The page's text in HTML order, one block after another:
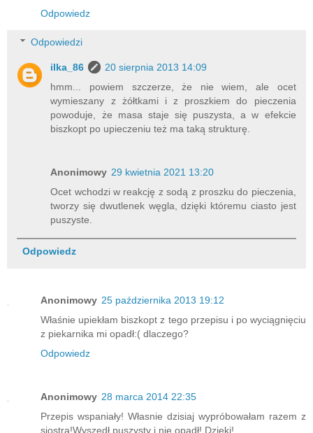
Odpowiedz
Odpowiedzi
ilka_86
20 sierpnia 2013 14:09
hmm... powiem szczerze, że nie wiem, ale ocet
wymieszany z żółtkami i z proszkiem do pieczenia
powoduje, że masa staje się puszysta, a w efekcie
biszkopt po upieczeniu też ma taką strukturę.
Anonimowy 29 kwietnia 2021 13:20
Ocet wchodzi w reakcję z sodą z proszku do pieczenia,
tworzy się dwutlenek węgla, dzięki któremu ciasto jest
puszyste.
Odpowiedz
Anonimowy 25 października 2013 19:12
Właśnie upiekłam biszkopt z tego przepisu i po wyciągnięciu
z piekarnika mi opadł:( dlaczego?
Odpowiedz
Anonimowy 28 marca 2014 22:35
Przepis wspaniały! Własnie dzisiaj wypróbowałam razem z
siostrą!Wyszedł puszysty i nie opadł! Dzięki!